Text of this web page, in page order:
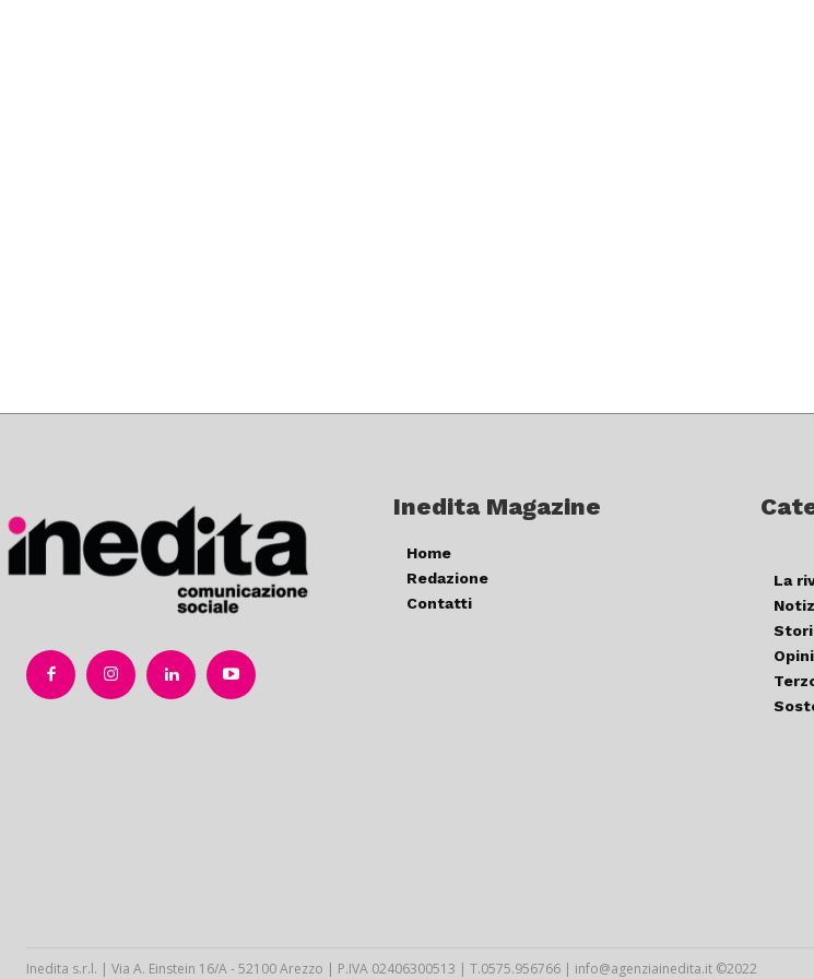
Inedita Magazine
Home
Redazione
Contatti
La
Inedita s.r.l. | Via A. Einstein 16/A - 52100 Arezzo | P.IVA 02406300513 | T.0575.956766 | info@agenziainedita.it ©2022